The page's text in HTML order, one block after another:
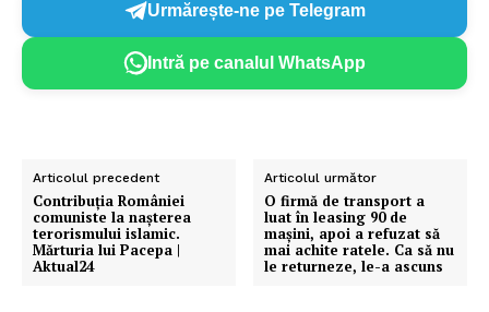
Urmărește-ne pe Telegram
Intră pe canalul WhatsApp
Articolul precedent
Contribuția României
comuniste la nașterea
terorismului islamic.
Mărturia lui Pacepa |
Aktual24
Articolul următor
O firmă de transport a
luat în leasing 90 de
mașini, apoi a refuzat să
mai achite ratele. Ca să nu
le returneze, le-a ascuns